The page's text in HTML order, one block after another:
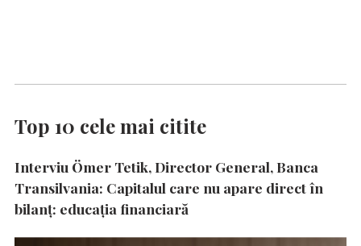
Top 10 cele mai citite
Interviu Ömer Tetik, Director General, Banca
Transilvania: Capitalul care nu apare direct în
bilanț: educația financiară